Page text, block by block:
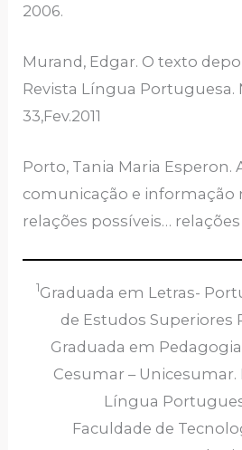
2006.
Murand, Edgar. O texto
Revista Língua Portuguesa.
33,Fev.2011
Porto, Tania Maria Esperon.
comunicação e informação
relações possíveis…
1Graduada em Letras-
de Estudos Superiores
Graduada em
Cesumar – Unicesumar.
Língua
Faculdade de